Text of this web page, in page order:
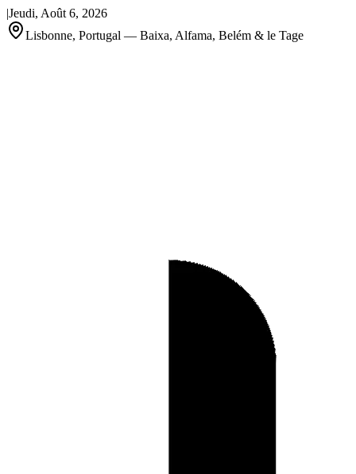
|Jeudi, Août 6, 2026
Lisbonne, Portugal — Baixa, Alfama, Belém & le Tage